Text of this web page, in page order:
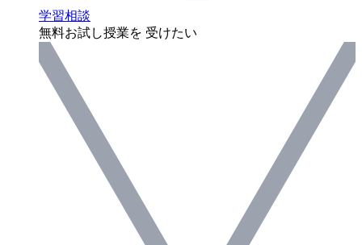
学習相談
無料お試し授業を 受けたい